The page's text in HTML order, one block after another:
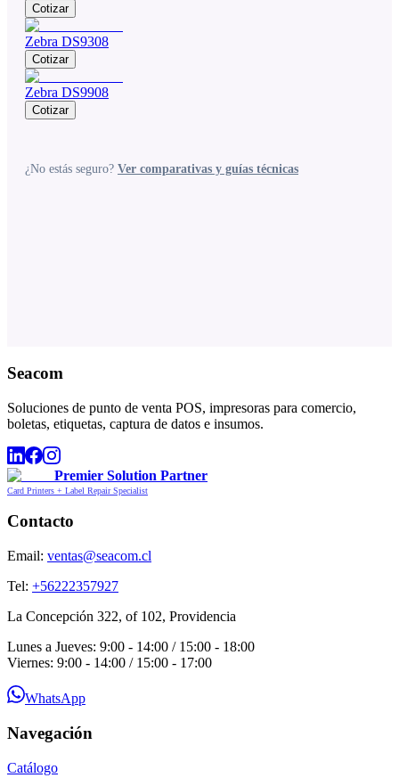
Cotizar
Zebra DS9308
Cotizar
Zebra DS9908
Cotizar
¿No estás seguro? Ver comparativas y guías técnicas
Seacom
Soluciones de punto de venta POS, impresoras para comercio,
boletas, etiquetas, captura de datos e insumos.
Premier Solution Partner
Card Printers + Label Repair Specialist
Contacto
Email: ventas@seacom.cl
Tel: +56222357927
La Concepción 322, of 102, Providencia
Lunes a Jueves: 9:00 - 14:00 / 15:00 - 18:00
Viernes: 9:00 - 14:00 / 15:00 - 17:00
WhatsApp
Navegación
Catálogo